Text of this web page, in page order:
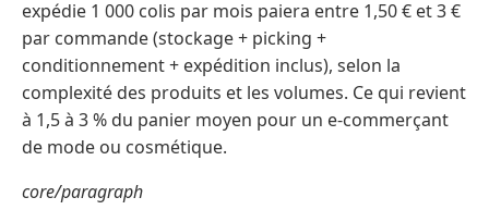
expédie 1 000 colis par mois paiera entre 1,50 € et 3 €
par commande (stockage + picking +
conditionnement + expédition inclus), selon la
complexité des produits et les volumes. Ce qui revient
à 1,5 à 3 % du panier moyen pour un e-commerçant
de mode ou cosmétique.
core/paragraph